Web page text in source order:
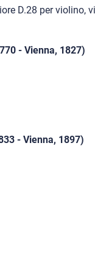
D.28 per violino,
- Vienna, 1827)
- Vienna, 1897)